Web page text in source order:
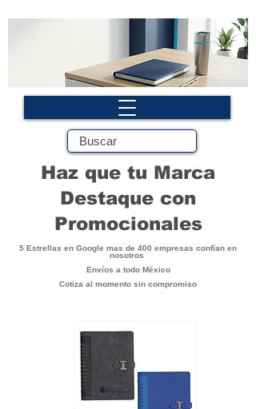
5 Estrellas en Google mas de 400 empresas confían en
nosotros
Envíos a todo México
Cotiza al momento sin compromiso
Haz que tu Marca
Destaque con
Promocionales